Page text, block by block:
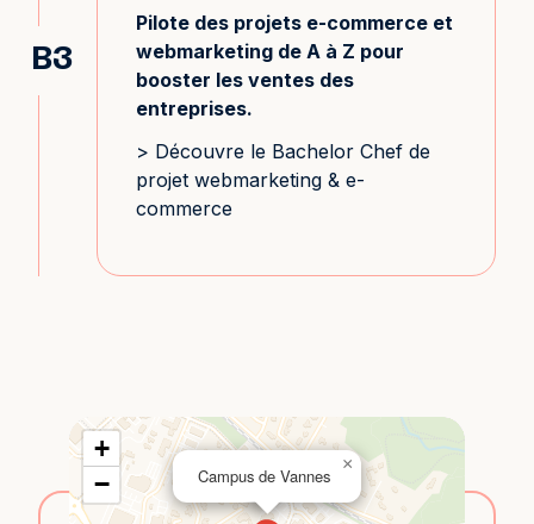
B3
Pilote des projets e-commerce et
webmarketing de A à Z pour
booster les ventes des
entreprises.
> Découvre le Bachelor Chef de
projet webmarketing & e-
commerce
Campus de Vannes
×
+
−